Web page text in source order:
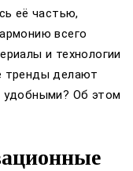
её частью,
всего
и технологии
тренды делают
удобными? Об этом